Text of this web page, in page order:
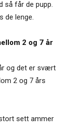
så får de pupp.
de lenge.
2 og 7 år
og det er svært
2 og 7 års
sett ammer